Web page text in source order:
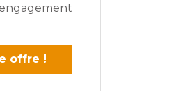
offre !